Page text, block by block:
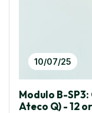
10/07/25
Modulo B-SP3:
Ateco Q) - 12